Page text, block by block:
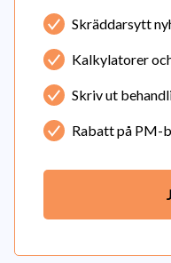
Skräddarsytt
Kalkylatorer
Skriv ut
Rabatt på PM-